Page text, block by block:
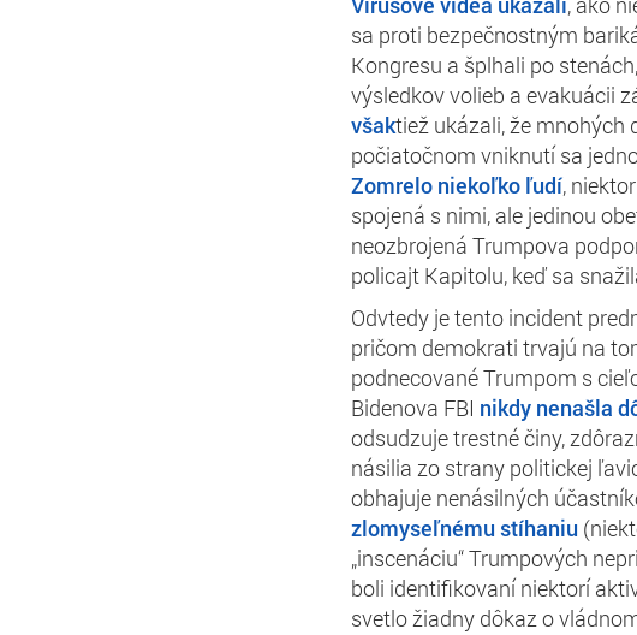
sa proti bezpečnostným
Kongresu a šplhali po
výsledkov volieb a evakuácii
všaktiež ukázali, že mnohých
počiatočnom vniknutí sa
Zomrelo niekoľko ľudí,
spojená s nimi, ale jedinou
neozbrojená Trumpova
policajt Kapitolu, keď sa
Odvtedy je tento incident
pričom demokrati trvajú na
podnecované Trumpom s
Bidenova FBI nikdy nenašla
odsudzuje trestné činy,
násilia zo strany politickej
obhajuje nenásilných
zlomyseľnému stíhaniu
„inscenáciu“ Trumpových
boli identifikovaní niektorí
svetlo žiadny dôkaz o